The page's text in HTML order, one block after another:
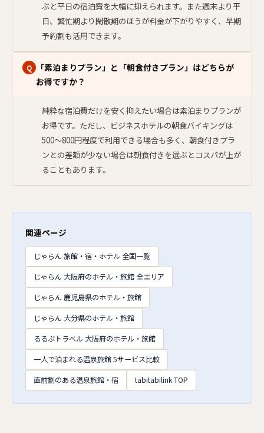
ぶと平日の宿泊費を大幅に抑えられます。また週末より平
日、繁忙期より閑散期のほうが料金が下がりやすく、早期
予約割も活用できます。
Q
「素泊まりプラン」と「朝食付きプラン」はどちらが
お得ですか？
純粋な宿泊費だけを安く抑えたい場合は素泊まりプランが
お得です。ただし、ビジネスホテルの朝食バイキングは
500〜800円程度で利用できる場合も多く、朝食付きプラ
ンとの差額が少ない場合は朝食付きを選ぶとコスパが上が
ることもあります。
関連ページ
じゃらん 旅館・宿・ホテル 全国一覧
じゃらん 大阪府のホテル・旅館 全エリア
じゃらん 鹿児島県のホテル・旅館
じゃらん 大分県のホテル・旅館
るるぶトラベル 大阪府のホテル・旅館
一人で泊まれる温泉旅館 5サービス比較
直前割のある温泉旅館・宿
tabitabilink TOP